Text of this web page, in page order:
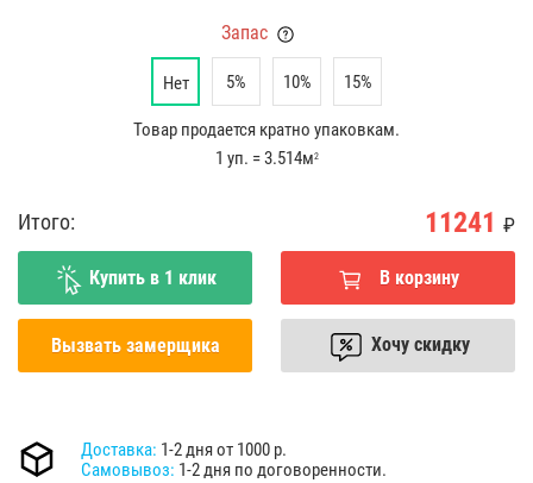
Запас
Нет 5% 10% 15%
Товар продается кратно упаковкам.
1 уп. = 3.514м2
Итого: 11241 ₽
Купить в 1 клик В корзину
Вызвать замерщика Хочу скидку
Доставка: 1-2 дня от 1000 р.
Самовывоз: 1-2 дня по договоренности.